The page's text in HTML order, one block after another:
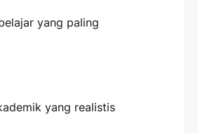
yang paling
yang realistis